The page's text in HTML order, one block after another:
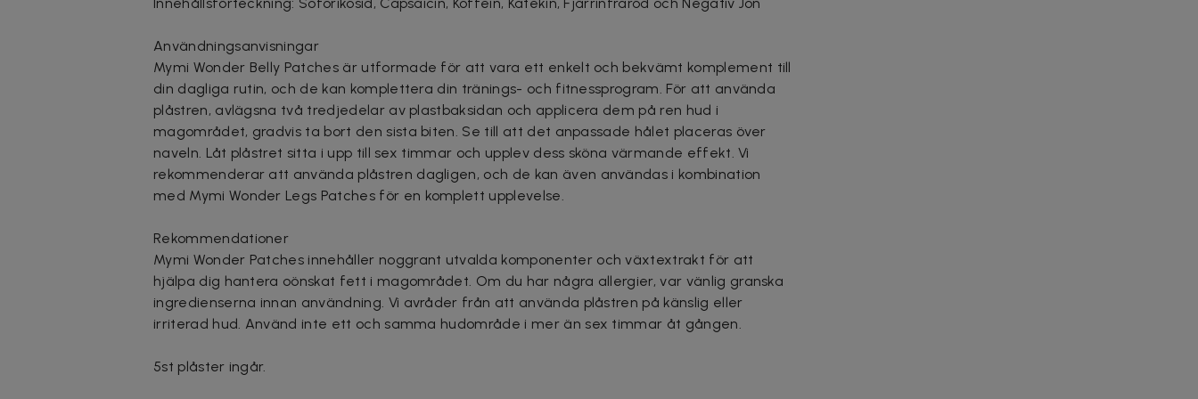
Användningsanvisningar
Mymi Wonder Belly Patches är utformade för att vara ett enkelt och bekvämt komplement till
din dagliga rutin, och de kan komplettera din tränings- och fitnessprogram. För att använda
plåstren, avlägsna två tredjedelar av plastbaksidan och applicera dem på ren hud i
magområdet, gradvis ta bort den sista biten. Se till att det anpassade hålet placeras över
naveln. Låt plåstret sitta i upp till sex timmar och upplev dess sköna värmande effekt. Vi
rekommenderar att använda plåstren dagligen, och de kan även användas i kombination
med Mymi Wonder Legs Patches för en komplett upplevelse.
Rekommendationer
Mymi Wonder Patches innehåller noggrant utvalda komponenter och växtextrakt för att
hjälpa dig hantera oönskat fett i magområdet. Om du har några allergier, var vänlig granska
ingredienserna innan användning. Vi avråder från att använda plåstren på känslig eller
irriterad hud. Använd inte ett och samma hudområde i mer än sex timmar åt gången.
5st plåster ingår.